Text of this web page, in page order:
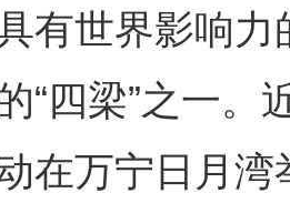
世界影响力
“四梁”之一。
在万宁日月